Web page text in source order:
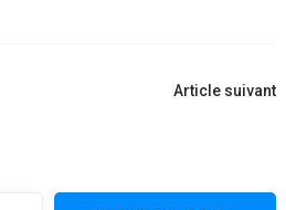
Article suivant